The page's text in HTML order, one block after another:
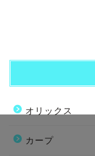
オリックス
カープ